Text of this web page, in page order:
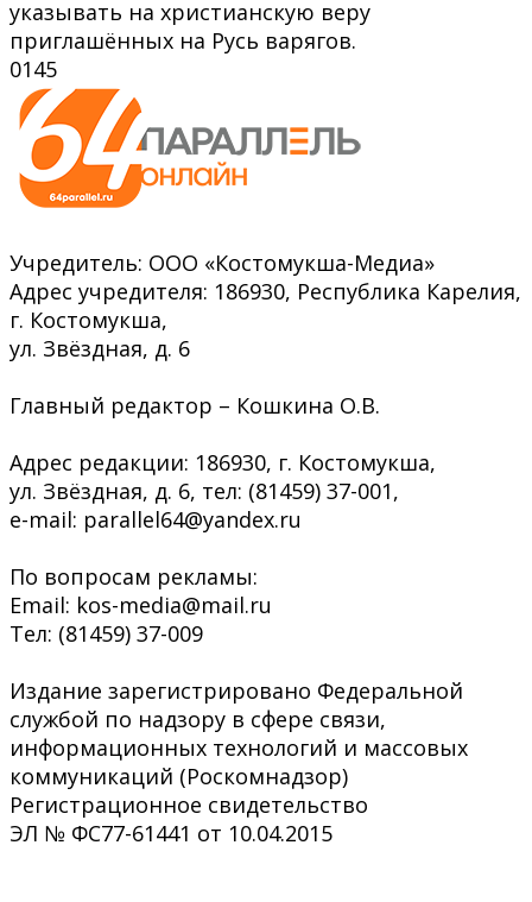
указывать на христианскую веру
приглашённых на Русь варягов.
0145
Учредитель: ООО «Костомукша-Медиа»
Адрес учредителя: 186930, Республика Карелия,
г. Костомукша,
ул. Звёздная, д. 6
Главный редактор – Кошкина О.В.
Адрес редакции: 186930, г. Костомукша,
ул. Звёздная, д. 6, тел: (81459) 37-001,
e-mail: parallel64@yandex.ru
По вопросам рекламы:
Email: kos-media@mail.ru
Тел: (81459) 37-009
Издание зарегистрировано Федеральной
службой по надзору в сфере связи,
информационных технологий и массовых
коммуникаций (Роскомнадзор)
Регистрационное свидетельство
ЭЛ № ФС77-61441 от 10.04.2015